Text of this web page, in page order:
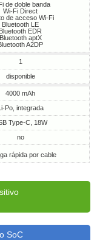
de doble banda
Wi-Fi Direct
de acceso Wi-Fi
Bluetooth LE
Bluetooth EDR
Bluetooth aptX
A2DP
1
disponible
4000 mAh
Po, integrada
Type-C, 18W
no
rápida por cable
SoC